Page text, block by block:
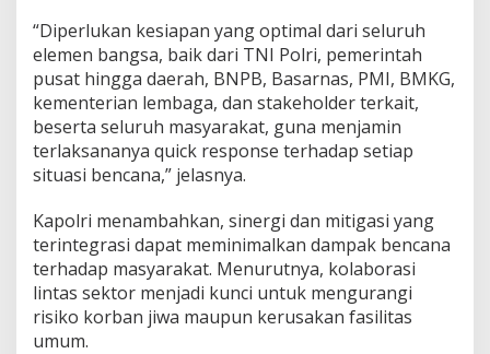
“Diperlukan kesiapan yang optimal dari seluruh
elemen bangsa, baik dari TNI Polri, pemerintah
pusat hingga daerah, BNPB, Basarnas, PMI, BMKG,
kementerian lembaga, dan stakeholder terkait,
beserta seluruh masyarakat, guna menjamin
terlaksananya quick response terhadap setiap
situasi bencana,” jelasnya.
Kapolri menambahkan, sinergi dan mitigasi yang
terintegrasi dapat meminimalkan dampak bencana
terhadap masyarakat. Menurutnya, kolaborasi
lintas sektor menjadi kunci untuk mengurangi
risiko korban jiwa maupun kerusakan fasilitas
umum.